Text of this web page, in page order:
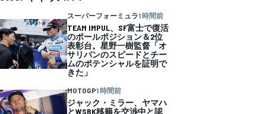
スーパーフォーミュラ1 時間前
TEAM IMPUL、SF富士で復活
のポールポジション＆2位
表彰台。星野一樹監督「オ
サリバンのスピードとチー
ムのポテンシャルを証明で
きた」
MOTOGP1 時間前
ジャック・ミラー、ヤマハ
とWSBK移籍を交渉中と認